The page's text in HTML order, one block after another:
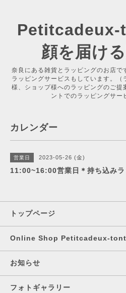
Petitcadeux-
顔を届け
奈良にある雑貨とラッピングのお店で
ラッピングサービスもしています。
様、ショップ様へのラッピングのご提
ントでのラッピングサー
カレンダー
営業日 2023-05-26 (金)
11:00~16:00営業日＊持ち込みラ
トップページ
Online Shop Petitcadeux-
お知らせ
フォトギャラリー